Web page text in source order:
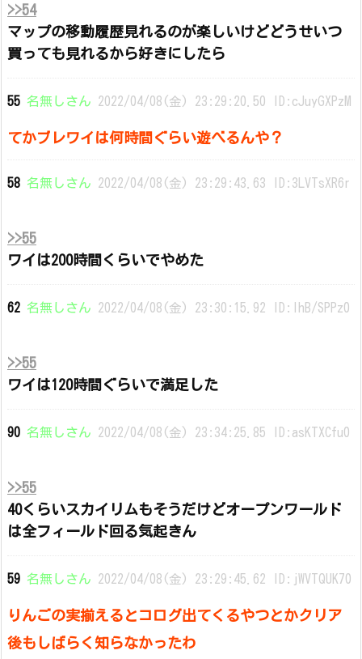
>>54
マップの移動履歴見れるのが楽しいけどどうせいつ
買っても見れるから好きにしたら
55 名無しさん 2022/04/08(金) 23:29:20.50 ID:cJuyGXPzM
てかブレワイは何時間ぐらい遊べるんや？
58 名無しさん 2022/04/08(金) 23:29:43.63 ID:3LVTsXR6r
>>55
ワイは200時間くらいでやめた
62 名無しさん 2022/04/08(金) 23:30:15.92 ID:lhB/SPPz0
>>55
ワイは120時間ぐらいで満足した
90 名無しさん 2022/04/08(金) 23:34:25.85 ID:asKTXCfu0
>>55
40くらいスカイリムもそうだけどオープンワールド
は全フィールド回る気起きん
59 名無しさん 2022/04/08(金) 23:29:45.62 ID:jWVTQUK70
りんごの実揃えるとコログ出てくるやつとかクリア
後もしばらく知らなかったわ